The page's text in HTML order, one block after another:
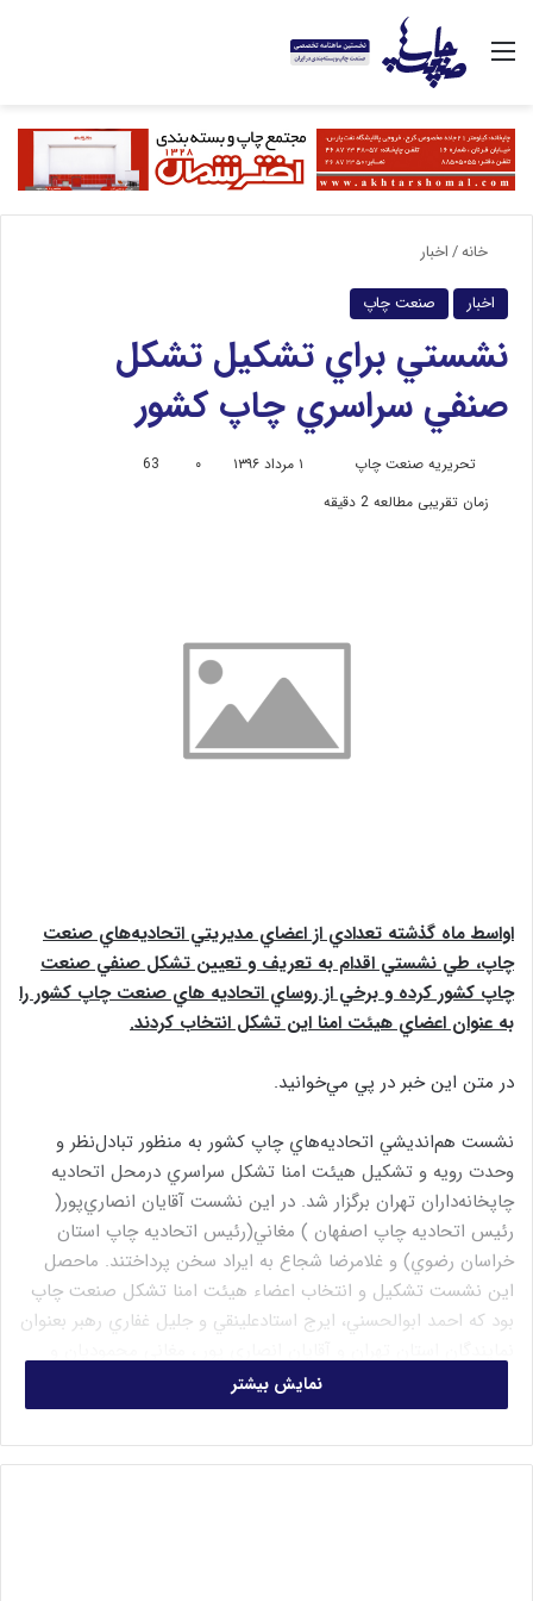
خانه/اخبار
اخبار صنعت چاپ
نشستي براي تشکيل تشکل
صنفي سراسري چاپ کشور
تحریریه صنعت چاپ
ر
ی
۱ مرداد ۱۳۹۶ ۰
63
زمان تقریبی مطالعه 2 دقیقه
اواسط ماه گذشته تعدادي از اعضاي مديريتي اتحاديه‌هاي صنعت
چاپ، طي نشستي اقدام به تعريف و تعيين تشکل صنفي صنعت
چاپ کشور کرده و برخي از روساي اتحاديه هاي صنعت چاپ کشور را
به عنوان اعضاي هيئت امنا اين تشکل انتخاب کردند.
در متن اين خبر در پي مي‌خوانيد.
نشست هم‌انديشي اتحاديه‌هاي چاپ کشور به منظور تبادل‌نظر و
وحدت رويه و تشکيل هيئت امنا تشکل سراسري درمحل اتحاديه
چاپخانه‌داران تهران برگزار شد. در اين نشست آقايان انصاري‌پور‌(
رئيس اتحاديه چاپ اصفهان ) مغاني‌(رئيس اتحاديه چاپ استان
خراسان رضوي) و غلامرضا شجاع به ايراد سخن پرداختند. ماحصل
اين نشست تشکيل و انتخاب اعضاء هيئت امنا تشکل صنعت چاپ
بود که احمد ابوالحسني، ايرج استاد‌علينقي و جليل غفاري‌ رهبر بعنوان
شجاع بعنوان نمايندگان شهرستان انتخاب شدند. همچنين در اين
نشست مقرر گرديد تا ثبت نهايي اين تشکل هيچ تشکل، سربرگ و
مهر اعتبار نخواهد داشت.» در نگاه نخست از متن اين خبر مستفاد
مي‌شد که مي‌توان در نتيجه اين اقدام براي تشکيل يک تشکل واحد
نمایش بیشتر